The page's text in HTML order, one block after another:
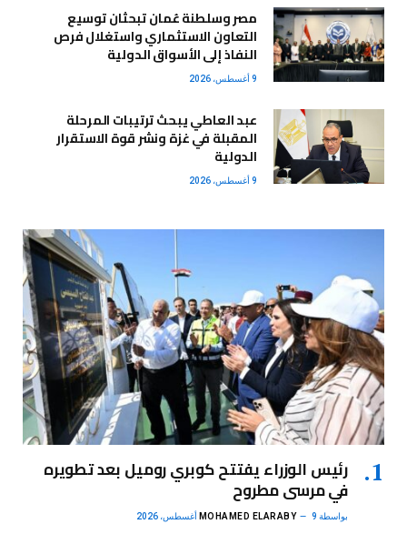
مصر وسلطنة عُمان تبحثان توسيع
التعاون الاستثماري واستغلال فرص
النفاذ إلى الأسواق الدولية
9 أغسطس، 2026
عبد العاطي يبحث ترتيبات المرحلة
المقبلة في غزة ونشر قوة الاستقرار
الدولية
9 أغسطس، 2026
رئيس الوزراء يفتتح كوبري روميل بعد تطويره
في مرسى مطروح
بواسطة MOHAMED ELARABY 9 أغسطس، 2026